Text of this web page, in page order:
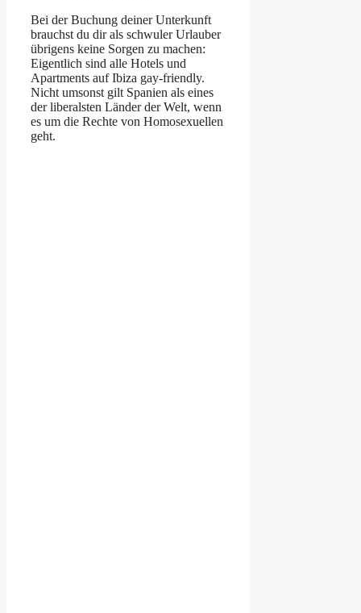
Bei der Buchung deiner Unterkunft
brauchst du dir als schwuler Urlauber
übrigens keine Sorgen zu machen:
Eigentlich sind alle Hotels und
Apartments auf Ibiza gay-friendly.
Nicht umsonst gilt Spanien als eines
der liberalsten Länder der Welt, wenn
es um die Rechte von Homosexuellen
geht.